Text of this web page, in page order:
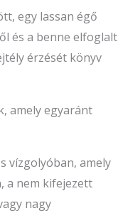
egy lassan égő
és a benne elfoglalt
érzését könyv
amely egyaránt
vízgolyóban, amely
a nem kifejezett
nagy